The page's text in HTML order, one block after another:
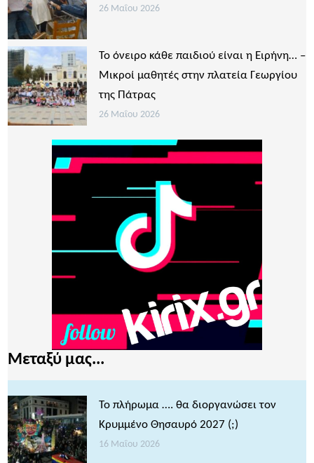
26 Μαΐου 2026
Το όνειρο κάθε παιδιού είναι η Ειρήνη… –
Μικροί μαθητές στην πλατεία Γεωργίου
της Πάτρας
26 Μαΐου 2026
Μεταξύ μας...
Το πλήρωμα …. θα διοργανώσει τον
Κρυμμένο Θησαυρό 2027 (;)
16 Μαΐου 2026